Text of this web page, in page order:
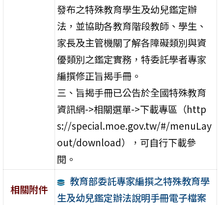
發布之特殊教育學生及幼兒鑑定辦
法，並協助各教育階段教師、學生、
家長及主管機關了解各障礙類別與資
優類別之鑑定實務，特委託學者專家
編撰修正旨揭手冊。
三、旨揭手冊已公告於全國特殊教育
資訊網->相關選單->下載專區（http
s://special.moe.gov.tw/#/menuLay
out/download），可自行下載參
閱。
相關附件
教育部委託專家編撰之特殊教育學
生及幼兒鑑定辦法說明手冊電子檔案